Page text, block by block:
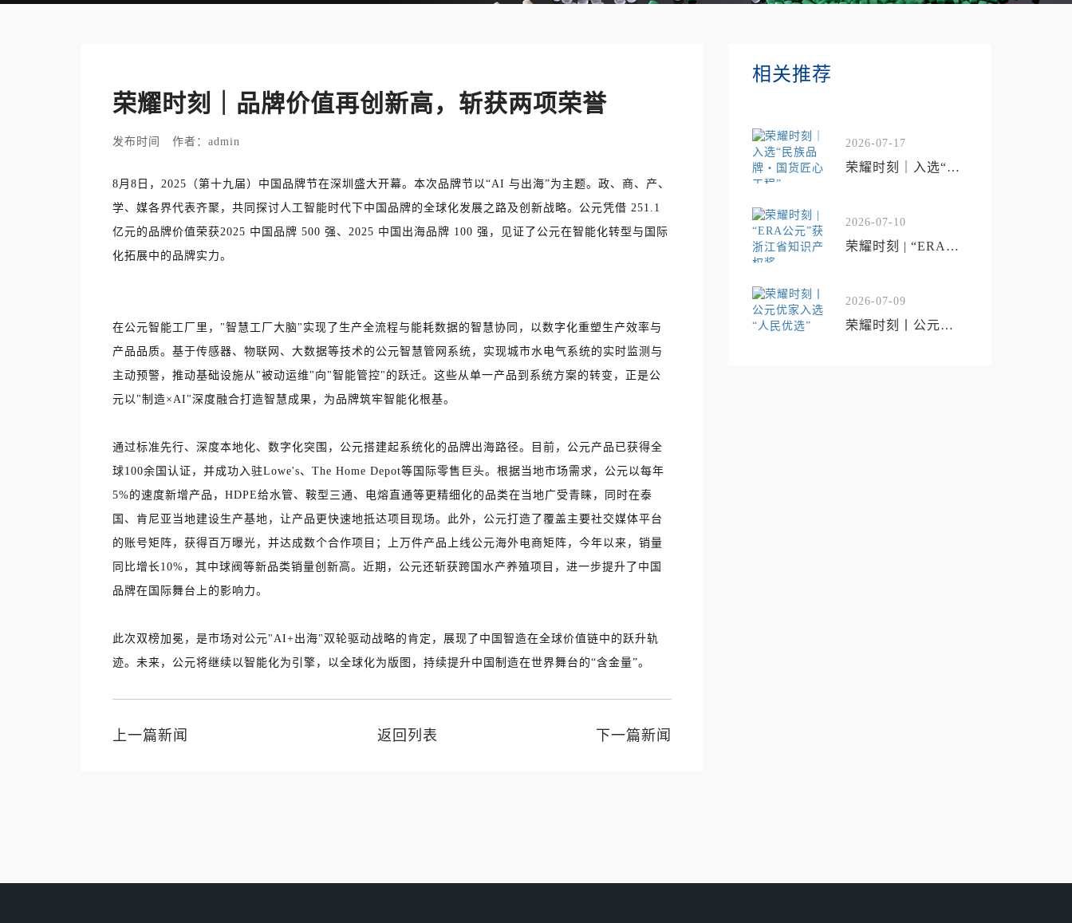
荣耀时刻｜品牌价值再创新高，斩获两项荣誉
发布时间 作者：admin
8月8日，2025（第十九届）中国品牌节在深圳盛大开幕。本次品牌节以“AI 与出海”为主题。政、商、产、
学、媒各界代表齐聚，共同探讨人工智能时代下中国品牌的全球化发展之路及创新战略。公元凭借 251.1
亿元的品牌价值荣获2025 中国品牌 500 强、2025 中国出海品牌 100 强，见证了公元在智能化转型与国际
化拓展中的品牌实力。
在公元智能工厂里，"智慧工厂大脑"实现了生产全流程与能耗数据的智慧协同，以数字化重塑生产效率与
产品品质。基于传感器、物联网、大数据等技术的公元智慧管网系统，实现城市水电气系统的实时监测与
主动预警，推动基础设施从"被动运维"向"智能管控"的跃迁。这些从单一产品到系统方案的转变，正是公
元以"制造×AI"深度融合打造智慧成果，为品牌筑牢智能化根基。
通过标准先行、深度本地化、数字化突围，公元搭建起系统化的品牌出海路径。目前，公元产品已获得全
球100余国认证，并成功入驻Lowe's、The Home Depot等国际零售巨头。根据当地市场需求，公元以每年
5%的速度新增产品，HDPE给水管、鞍型三通、电熔直通等更精细化的品类在当地广受青睐，同时在泰
国、肯尼亚当地建设生产基地，让产品更快速地抵达项目现场。此外，公元打造了覆盖主要社交媒体平台
的账号矩阵，获得百万曝光，并达成数个合作项目；上万件产品上线公元海外电商矩阵，今年以来，销量
同比增长10%，其中球阀等新品类销量创新高。近期，公元还斩获跨国水产养殖项目，进一步提升了中国
品牌在国际舞台上的影响力。
此次双榜加冕，是市场对公元"AI+出海"双轮驱动战略的肯定，展现了中国智造在全球价值链中的跃升轨
迹。未来，公元将继续以智能化为引擎，以全球化为版图，持续提升中国制造在世界舞台的“含金量”。
上一篇新闻 返回列表 下一篇新闻
相关推荐
2026-07-17
荣耀时刻｜入选“民
2026-07-10
荣耀时刻 | “ERA公
2026-07-09
荣耀时刻丨公元优